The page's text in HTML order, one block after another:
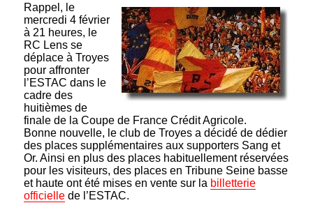
Rappel, le
mercredi 4 février
à 21 heures, le
RC Lens se
déplace à Troyes
pour affronter
l’ESTAC dans le
cadre des
huitièmes de
finale de la Coupe de France Crédit Agricole.
Bonne nouvelle, le club de Troyes a décidé de dédier
des places supplémentaires aux supporters Sang et
Or. Ainsi en plus des places habituellement réservées
pour les visiteurs, des places en Tribune Seine basse
et haute ont été mises en vente sur la billetterie
officielle de l’ESTAC.